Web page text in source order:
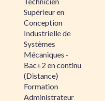
Supérieur en
Conception
Industrielle de
Systèmes
Mécaniques -
Bac+2 en continu
(Distance)
Formation
Administrateur